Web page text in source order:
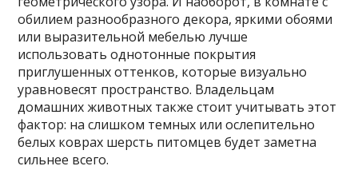
обилием разнообразного декора, яркими обоями
или выразительной мебелью лучше
использовать однотонные покрытия
приглушенных оттенков, которые визуально
уравновесят пространство. Владельцам
домашних животных также стоит учитывать этот
фактор: на слишком темных или ослепительно
белых коврах шерсть питомцев будет заметна
сильнее всего.